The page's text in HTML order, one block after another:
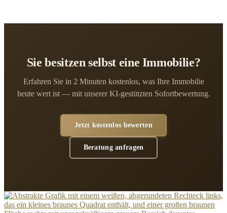
Sie besitzen selbst eine Immobilie?
Erfahren Sie in 2 Minuten kostenlos, was Ihre Immobilie
heute wert ist — mit unserer KI-gestützten Sofortbewertung.
Jetzt kostenlos bewerten
Beratung anfragen